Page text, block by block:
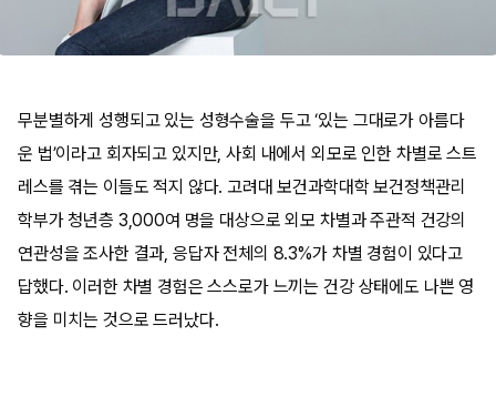
무분별하게 성행되고 있는 성형수술을 두고 ‘있는 그대로가 아름다
운 법’이라고 회자되고 있지만, 사회 내에서 외모로 인한 차별로 스트
레스를 겪는 이들도 적지 않다. 고려대 보건과학대학 보건정책관리
학부가 청년층 3,000여 명을 대상으로 외모 차별과 주관적 건강의
연관성을 조사한 결과, 응답자 전체의 8.3%가 차별 경험이 있다고
답했다. 이러한 차별 경험은 스스로가 느끼는 건강 상태에도 나쁜 영
향을 미치는 것으로 드러났다.